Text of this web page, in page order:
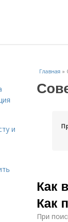
Главная »
Как
Как
При
и